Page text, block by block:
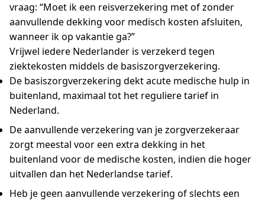
vraag: “Moet ik een reisverzekering met of zonder
aanvullende dekking voor medisch kosten afsluiten,
wanneer ik op vakantie ga?”
Vrijwel iedere Nederlander is verzekerd tegen
ziektekosten middels de basiszorgverzekering.
De basiszorgverzekering dekt acute medische hulp in
buitenland, maximaal tot het reguliere tarief in
Nederland.
De aanvullende verzekering van je zorgverzekeraar
zorgt meestal voor een extra dekking in het
buitenland voor de medische kosten, indien die hoger
uitvallen dan het Nederlandse tarief.
Heb je geen aanvullende verzekering of slechts een